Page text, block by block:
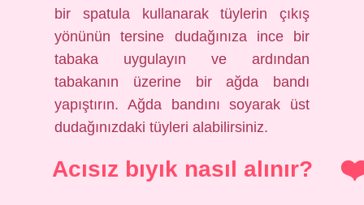
bir spatula kullanarak tüylerin çıkış
yönünün tersine dudağınıza ince bir
tabaka uygulayın ve ardından
tabakanın üzerine bir ağda bandı
yapıştırın. Ağda bandını soyarak üst
dudağınızdaki tüyleri alabilirsiniz.
Acısız bıyık nasıl alınır?